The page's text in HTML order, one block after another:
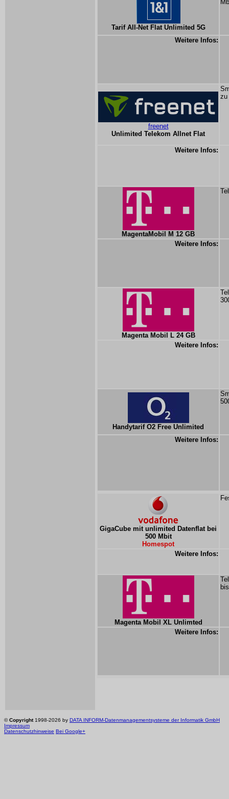
Tarif All-Net Flat Unlimited 5G
Weitere Infos:
freenet
Unlimited Telekom Allnet Flat
zu
Weitere Infos:
MagentaMobil M 12 GB
Weitere Infos:
Magenta Mobil L 24 GB
Weitere Infos:
Handytarif O2 Free Unlimited
Weitere Infos:
GigaCube mit unlimited Datenflat bei
500 Mbit
Homespot
Weitere Infos:
Magenta Mobil XL Unlimted
Weitere Infos:
©Copyright1998-2026 by DATA INFORM-Datenmanagementsysteme der Informatik GmbH
Impressum
Datenschutzhinweise Bei Google+